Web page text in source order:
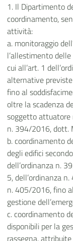
1. Il Dipartimento
coordinamento,
attività:
a. monitoraggio
l’allestimento
cui all’art. 1
alternative
fino al
oltre la scadenza
soggetto attuatore
n. 394/2016, dott.
b. coordinamento
degli edifici
dell’ordinanza n.
5, dell’ordinanza
n. 405/2016, fino
gestione
c. coordinamento
disponibili per la
rassegna,